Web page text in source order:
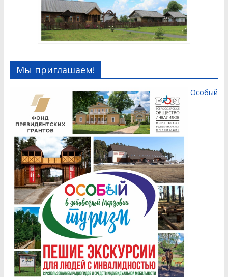
Мы приглашаем!
Особый